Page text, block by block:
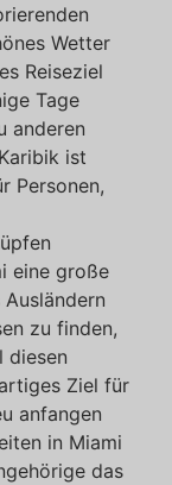
Wetter
Reiseziel
Tage
anderen
ist
Personen,
eine große
zu finden,
diesen
Ziel für
anfangen
in Miami
das